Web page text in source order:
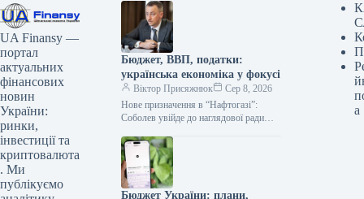
UA Finansy —
портал
актуальних
фінансових
новин
України:
ринки,
інвестиції та
криптовалюта
. Ми
публікуємо
Бюджет, ВВП, податки:
українська економіка у фокусі
Віктор Присяжнюк
Сер 8, 2026
Нове призначення в “Нафтогазі”:
Соболев увійде до наглядової ради
рішення про включення Олексія
Соболева, заступника керівника…
Бюджет України: плани,
а